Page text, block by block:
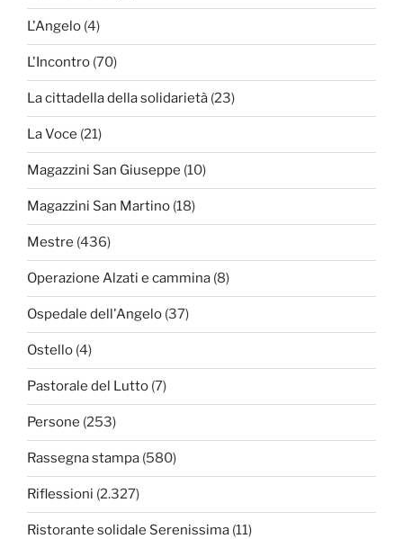
L'Angelo (4)
L'Incontro (70)
La cittadella della solidarietà (23)
La Voce (21)
Magazzini San Giuseppe (10)
Magazzini San Martino (18)
Mestre (436)
Operazione Alzati e cammina (8)
Ospedale dell'Angelo (37)
Ostello (4)
Pastorale del Lutto (7)
Persone (253)
Rassegna stampa (580)
Riflessioni (2.327)
Ristorante solidale Serenissima (11)